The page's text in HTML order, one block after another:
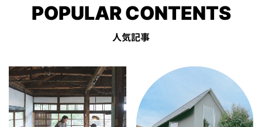
POPULAR CONTENTS
人気記事